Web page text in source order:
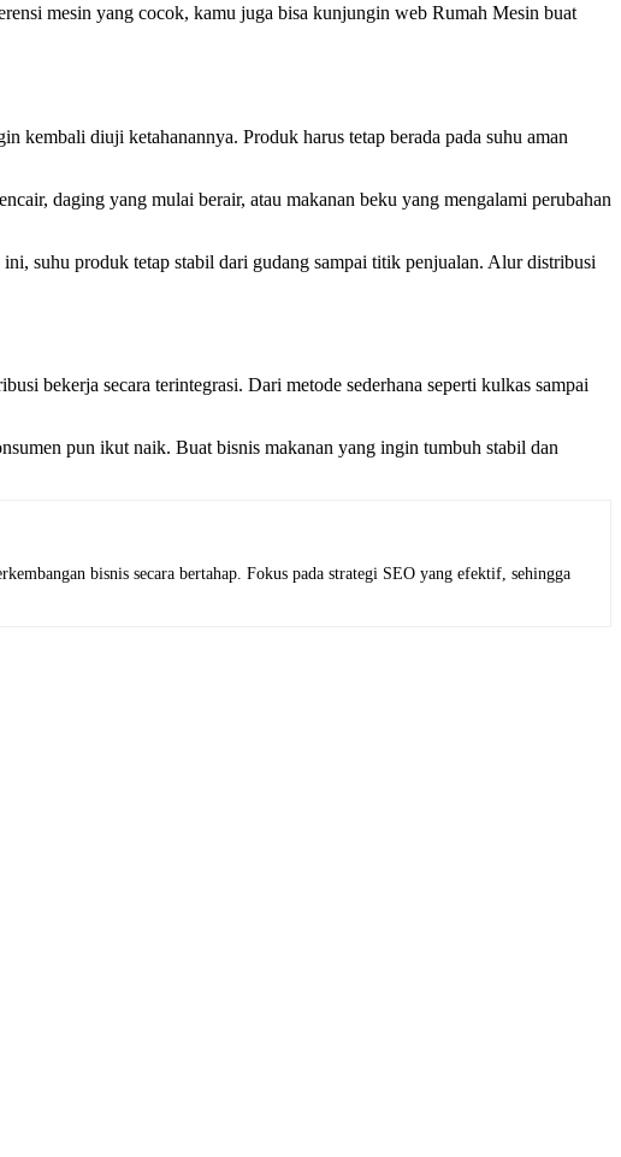
mesin yang cocok, kamu juga bisa kunjungin web Rumah Mesin buat
kembali diuji ketahanannya. Produk harus tetap berada pada suhu aman
daging yang mulai berair, atau makanan beku yang mengalami perubahan
suhu produk tetap stabil dari gudang sampai titik penjualan. Alur distribusi
bekerja secara terintegrasi. Dari metode sederhana seperti kulkas sampai
pun ikut naik. Buat bisnis makanan yang ingin tumbuh stabil dan
bisnis secara bertahap. Fokus pada strategi SEO yang efektif, sehingga